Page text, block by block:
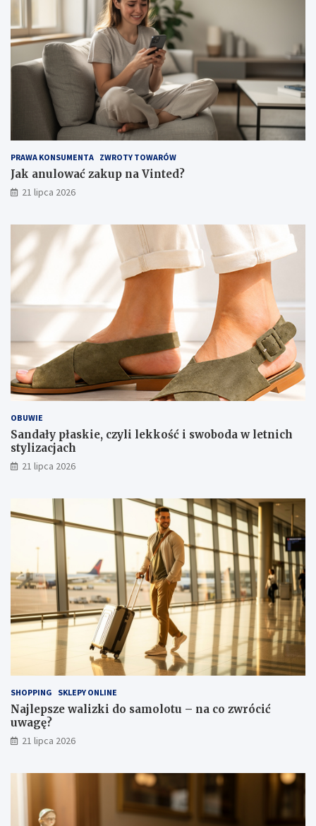
PRAWA KONSUMENTA ZWROTY TOWARÓW
Jak anulować zakup na Vinted?
21 lipca 2026
OBUWIE
Sandały płaskie, czyli lekkość i swoboda w letnich
stylizacjach
21 lipca 2026
SHOPPING SKLEPY ONLINE
Najlepsze walizki do samolotu – na co zwrócić
uwagę?
21 lipca 2026